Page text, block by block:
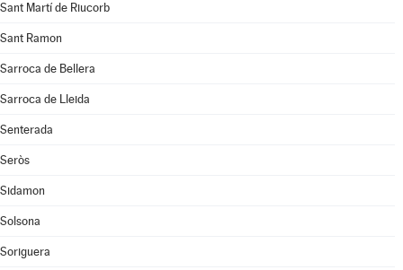
Sant Martí de Riucorb
Sant Ramon
Sarroca de Bellera
Sarroca de Lleida
Senterada
Seròs
Sidamon
Solsona
Soriguera